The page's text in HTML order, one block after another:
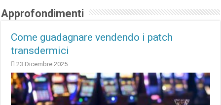
Approfondimenti
Come guadagnare vendendo i patch
transdermici
23 Dicembre 2025